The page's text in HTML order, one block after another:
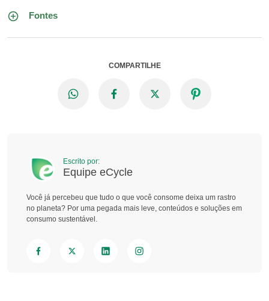
Fontes
COMPARTILHE
Escrito por:
Equipe eCycle
Você já percebeu que tudo o que você consome deixa um rastro
no planeta? Por uma pegada mais leve, conteúdos e soluções em
consumo sustentável.